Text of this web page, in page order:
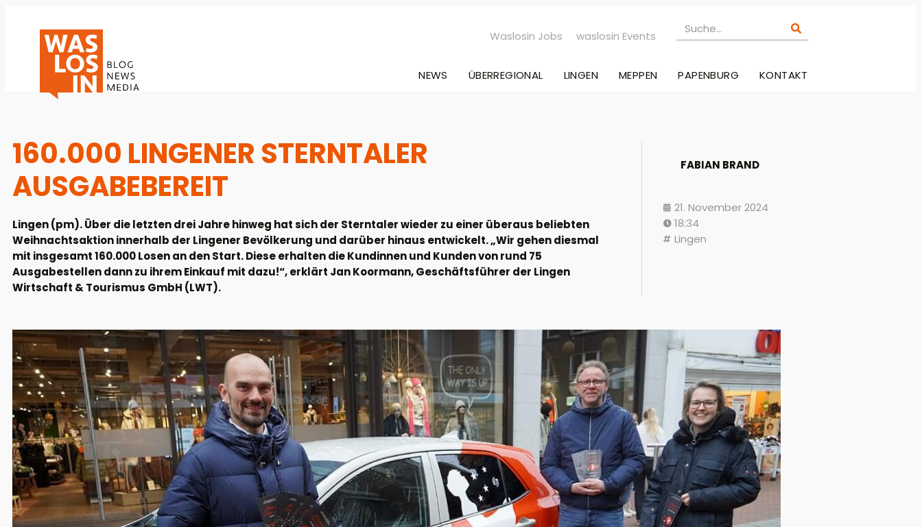
Waslosin Jobs waslosin Events
NEWS ÜBERREGIONAL LINGEN MEPPEN PAPENBURG KONTAKT
160.000 LINGENER STERNTALER
AUSGABEBEREIT
Lingen (pm). Über die letzten drei Jahre hinweg hat sich der Sterntaler wieder zu einer überaus beliebten
Weihnachtsaktion innerhalb der Lingener Bevölkerung und darüber hinaus entwickelt. „Wir gehen diesmal
mit insgesamt 160.000 Losen an den Start. Diese erhalten die Kundinnen und Kunden von rund 75
Ausgabestellen dann zu ihrem Einkauf mit dazu!“, erklärt Jan Koormann, Geschäftsführer der Lingen
Wirtschaft & Tourismus GmbH (LWT).
FABIAN BRAND
21. November 2024
18:34
Lingen